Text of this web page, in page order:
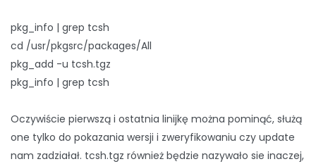
pkg_info | grep tcsh
cd /usr/pkgsrc/packages/All
pkg_add -u tcsh.tgz
pkg_info | grep tcsh
Oczywiście pierwszą i ostatnia linijkę można pominąć, służą
one tylko do pokazania wersji i zweryfikowaniu czy update
nam zadziałał. tcsh.tgz również będzie nazywało sie inaczej,